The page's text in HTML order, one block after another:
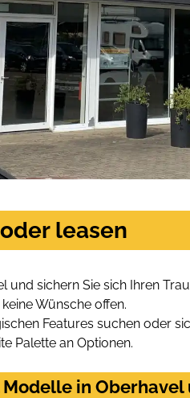
leasen
und sichern Sie sich Ihren
Wünsche offen.
Features suchen oder
Palette an Optionen.
in